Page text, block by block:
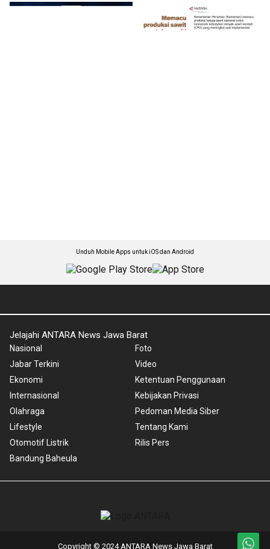
Unduh Mobile Apps untuk iOS dan Android
Jelajahi ANTARA News Jawa Barat
Nasional
Jabar Terkini
Ekonomi
Internasional
Olahraga
Lifestyle
Otomotif Listrik
Bandung Baheula
Foto
Video
Ketentuan Penggunaan
Kebijakan Privasi
Pedoman Media Siber
Tentang Kami
Rilis Pers
Copyright © 2024 ANTARA News Jawa Barat